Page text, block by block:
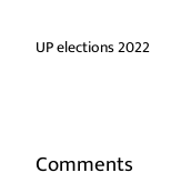
UP elections 2022
Comments